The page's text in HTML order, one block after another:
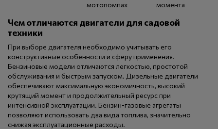
мотопомпах
момента
Чем отличаются двигатели для садовой
техники
При выборе двигателя необходимо учитывать его
конструктивные особенности и сферу применения.
Бензиновые модели отличаются легкостью, простотой
обслуживания и быстрым запуском. Дизельные двигатели
обеспечивают максимальную экономичность, высокий
крутящий момент и продолжительный ресурс при
интенсивной эксплуатации. Бензин-газовые агрегаты
позволяют использовать два вида топлива, значительно
снижая эксплуатационные расходы.